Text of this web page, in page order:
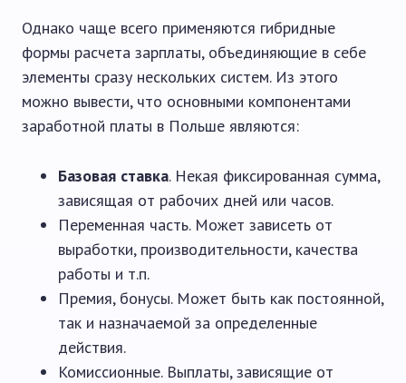
Однако чаще всего применяются гибридные
формы расчета зарплаты, объединяющие в себе
элементы сразу нескольких систем. Из этого
можно вывести, что основными компонентами
заработной платы в Польше являются:
Базовая ставка. Некая фиксированная сумма,
зависящая от рабочих дней или часов.
Переменная часть. Может зависеть от
выработки, производительности, качества
работы и т.п.
Премия, бонусы. Может быть как постоянной,
так и назначаемой за определенные
действия.
Комиссионные. Выплаты, зависящие от